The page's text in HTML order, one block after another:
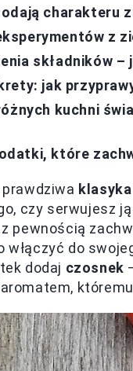
charakteru
z
składników
jak
kuchni
które
czy serwujesz
pewnością
włączyć do
dodaj czosnek